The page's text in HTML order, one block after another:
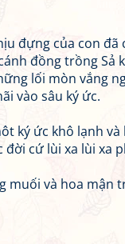
đựng của con đã
đồng trồng
lối mòn vắng
vào sâu ký ức.
ký ức khô lạnh
cứ lùi xa lùi xa
muối và hoa